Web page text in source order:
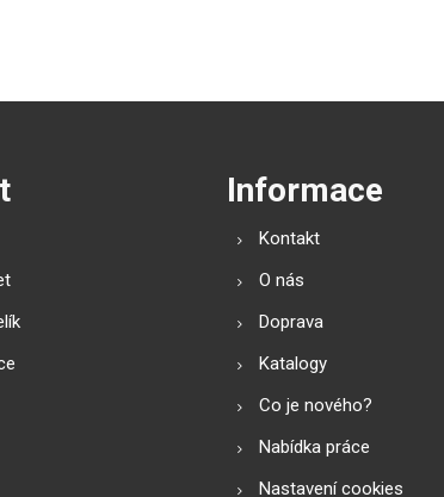
Informace
Kontakt
O nás
Doprava
Katalogy
Co je nového?
Nabídka práce
Nastavení cookies